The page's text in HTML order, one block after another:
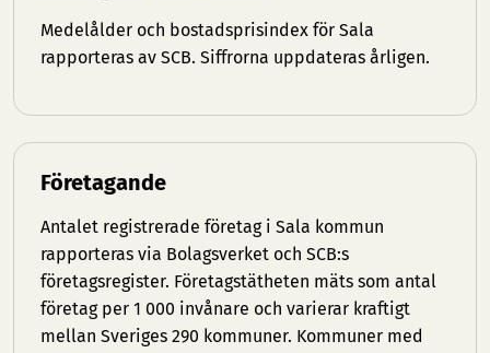
Medelålder och bostadsprisindex för Sala
rapporteras av SCB. Siffrorna uppdateras årligen.
Företagande
Antalet registrerade företag i Sala kommun
rapporteras via Bolagsverket och SCB:s
företagsregister. Företagstätheten mäts som antal
företag per 1 000 invånare och varierar kraftigt
mellan Sveriges 290 kommuner. Kommuner med